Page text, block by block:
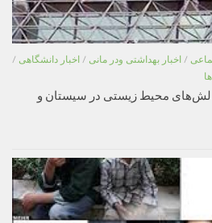
/ اخبار بهداشتی ودر مانی / اخبار دانشگاهی /
محیط زیستی در سیستان و